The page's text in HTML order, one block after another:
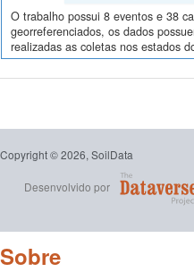
O trabalho possui 8 eventos e 38
georreferenciados, os dados
realizadas as coletas nos estados
Copyright © 2026, SoilData
Desenvolvido por
Sobre